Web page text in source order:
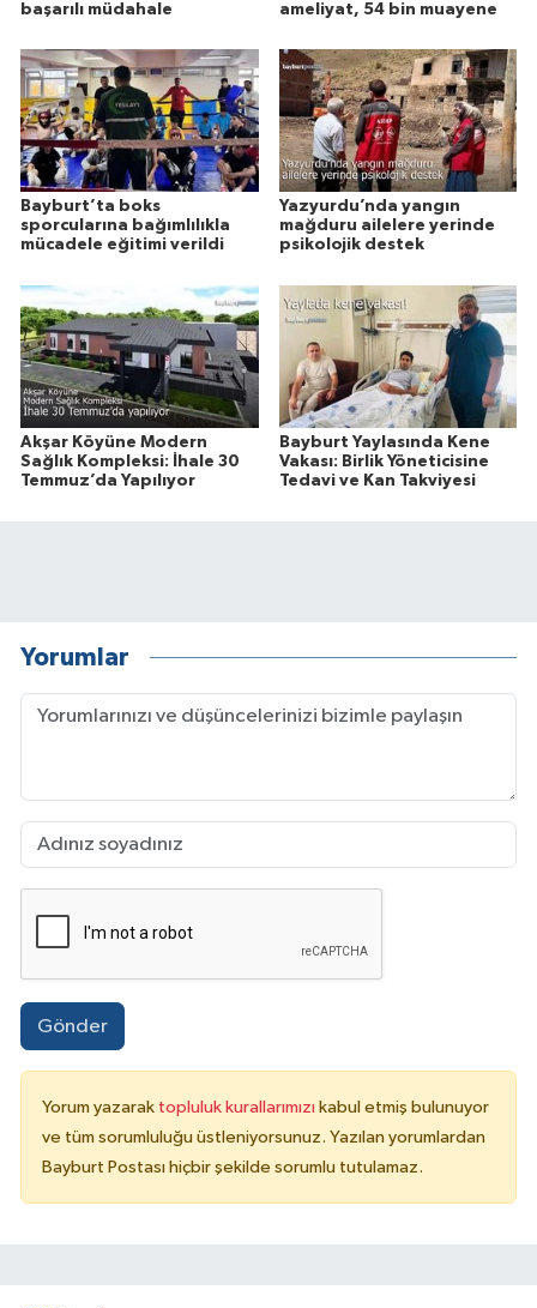
başarılı müdahale ameliyat, 54 bin muayene
Bayburt’ta boks
sporcularına bağımlılıkla
mücadele eğitimi verildi
Yazyurdu’nda yangın
mağduru ailelere yerinde
psikolojik destek
Akşar Köyüne Modern
Sağlık Kompleksi: İhale 30
Temmuz’da Yapılıyor
Bayburt Yaylasında Kene
Vakası: Birlik Yöneticisine
Tedavi ve Kan Takviyesi
Yorumlar
Gönder
Yorum yazarak topluluk kurallarımızı kabul etmiş bulunuyor
ve tüm sorumluluğu üstleniyorsunuz. Yazılan yorumlardan
Bayburt Postası hiçbir şekilde sorumlu tutulamaz.